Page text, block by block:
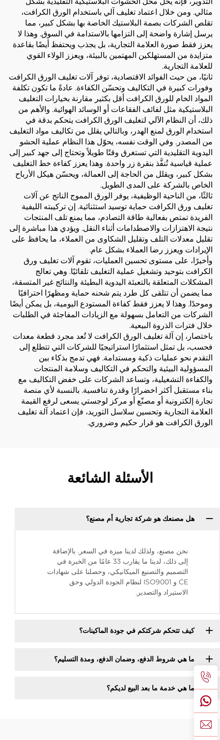
مثالي. ومن خلال اعتماد تغليف آلي باستخدام الورق الكرافت،
تقلص الشركات بصمة البلاستيك الخاصة بها بشكل كبير، مما
يرسل إشارة واضحة إلى التزامها بالاستدامة في السوق. وهذا لا
يعزز فقط صورة العلامة التجارية، بل يجذب ويحتفظ أيضًا بقاعدة
متزايدة من المستهلكين المهتمين بالبيئة، ويعزز الولاء القوي
للعلامة التجارية.
ثانيًا، من حيث الفوائد الاقتصادية، توفر آلات تغليف الورق الكرافت
وفورات كبيرة في التكاليف وتحسّن الكفاءة. عادةً ما تكون تكلفة
المواد الخام للورق الكرافت أقل بكثير مقارنة بخيارات التغليف
البلاستيكية مثل لفائف الفقاعات أو الوسائد الهوائية. والأهم من
ذلك، أن النظام الآلي لتغليف الورق الكرافت يتحكم بدقة في
استخدام الورق لمنع الهدر، وبالتالي يقلل من تكاليف مواد التغليف
من المصدر. وفي الوقت نفسه، يحوّل هذا النظام عملية الحشو
اليدوية التقليدية التي تستغرق وقتًا طويلاً وتحتاج إلى جهد كبير إلى
عملية قياسية تُنفَّذ بنقرة زر واحدة. وهذا يعزز كفاءة خط التغليف
بشكل كبير، ويقلل من الحاجة إلى العمالة، ويحسّن هيكل الأرباح
الخاص بالشركة على المدى الطويل.
ثالثًا، من الناحية الوظيفية، يوفر الورق المموج الناتج عن آلات
تغليف ورق الكرافت حماية توسيد استثنائية. إن تركيبته الليفية
الفريدة تمتص بفعالية طاقة التصادم، مما يمنع تلف المنتجات
نتيجة الاهتزازات والاصطدامات أثناء النقل. ويؤدي هذا مباشرة إلى
تقليل معدلات التلف وتقليل الشكاوى من العملاء، ما يحافظ على
الإيرادات ويعزز رضا العملاء بشكل عام.
وأخيرًا، على مستوى تحسين العمليات، تقوم آلات تغليف ورق
الكرافت بتوحيد وتشغيل عملية التغليف تلقائيًا. وهي تعالج
المشكلات المتعلقة بالتعبئة اليدوية البطيئة والنتائج غير المتسقة،
مما يضمن أن تتلقى كل طرد يتم شحنه حماية ومظهرًا احترافيًا
وموحدًا. وهذا لا يعزز فقط كفاءة المستودع اليومية، بل يمكن أيضًا
الشركات من التعامل بسهولة مع الزيادات المفاجئة في الطلبات
خلال فترات الذروة البيعية.
باختصار، إن آلة تغليف الورق الكرافت لا تُعد مجرد قطعة معدات
فحسب، بل تمثل استثمارًا استراتيجيًا للشركات التي تتطلع إلى
التقدم نحو عمليات ذكية ومستدامة. فهي تدمج بذكاء بين
المسؤولية البيئية والتحكم في التكاليف وسلامة المنتجات
والكفاءة التشغيلية، وتساعد الشركات على خفض التكاليف مع
بناء مستقبل أكثر اخضرارًا وقدرة تنافسية. بالنسبة لأي منصة
تجارة إلكترونية أو مصنّع أو مركز لوجستي يسعى لرفع القيمة
العلامة التجارية وتحسين سلاسل التوريد، فإن اعتماد آلة تغليف
الورق الكرافت هو قرار حكيم وضروري.
الأسئلة الشائعة
هل مصنعك هو شركة تجارية أم مصنع؟
نحن مصنع، ولذلك لدينا ميزة في السعر. بالإضافة
إلى ذلك، لدينا ما يقارب 33 عامًا من الخبرة في
التصميم والتصنيع الميكانيكي، وحصلنا على شهادات
CE و ISO9001 لنظام الجودة الدولي وحق
الاستيراد والتصدير.
كيف تتحكم شركتكم في جودة الماكينات؟
ما هي شروط الدفع، وضمان الدفع، ومدة التسليم؟
ما هي خدمة ما بعد البيع لديكم؟